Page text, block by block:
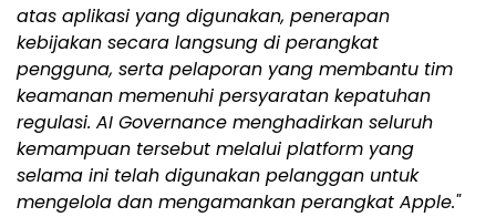
atas aplikasi yang digunakan, penerapan
kebijakan secara langsung di perangkat
pengguna, serta pelaporan yang membantu tim
keamanan memenuhi persyaratan kepatuhan
regulasi. AI Governance menghadirkan seluruh
kemampuan tersebut melalui platform yang
selama ini telah digunakan pelanggan untuk
mengelola dan mengamankan perangkat Apple."